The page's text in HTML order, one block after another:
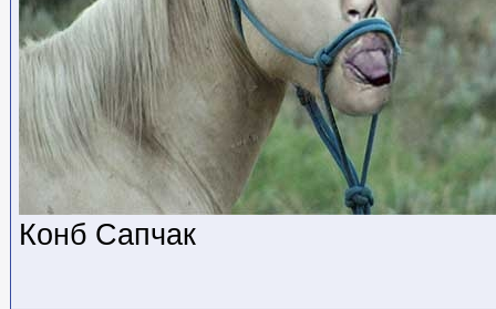
Конб Сапчак